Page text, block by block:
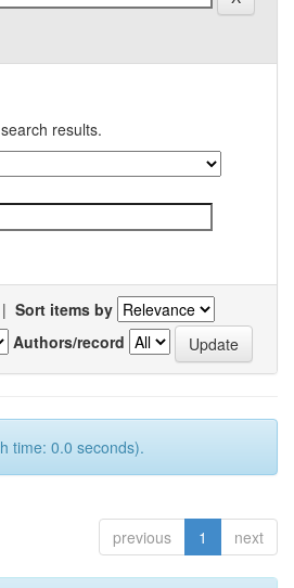
results.
| Sort items by
Authors/record
time: 0.0 seconds).
previous 1 next